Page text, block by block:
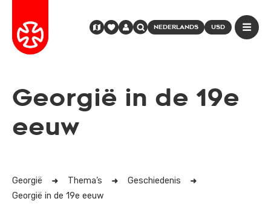
NEDERLANDS USD
Georgië in de 19e
eeuw
Georgië Thema’s
Geschiedenis
Georgië in de 19e eeuw